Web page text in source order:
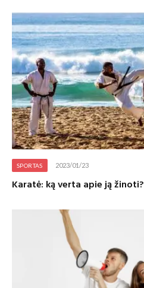
SPORTAS 2023/01/23
Karatė: ką verta apie ją žinoti?